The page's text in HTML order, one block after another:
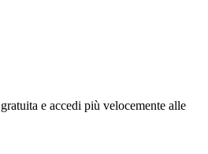
e accedi più velocemente alle